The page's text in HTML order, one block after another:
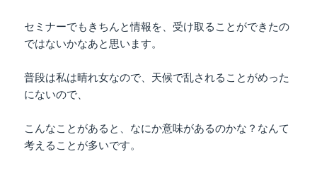
セミナーでもきちんと情報を、受け取ることができたの
ではないかなあと思います。
普段は私は晴れ女なので、天候で乱されることがめった
にないので、
こんなことがあると、なにか意味があるのかな？なんて
考えることが多いです。